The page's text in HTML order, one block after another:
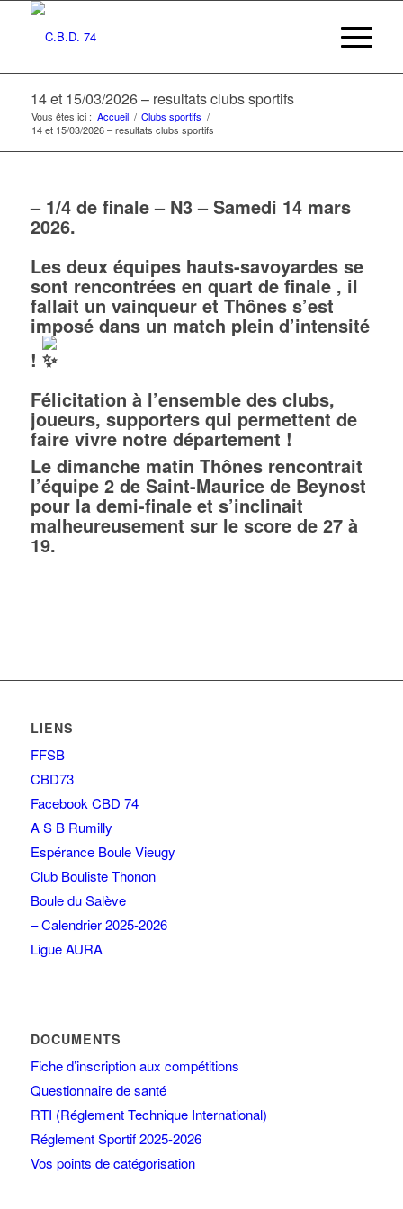
14 et 15/03/2026 – resultats clubs sportifs
Vous êtes ici : Accueil / Clubs sportifs /
14 et 15/03/2026 – resultats clubs sportifs
– 1/4 de finale – N3 – Samedi 14 mars
2026.
Les deux équipes hauts-savoyardes se
sont rencontrées en quart de finale , il
fallait un vainqueur et Thônes s’est
imposé dans un match plein d’intensité
!
Félicitation à l’ensemble des clubs,
joueurs, supporters qui permettent de
faire vivre notre département !
Le dimanche matin Thônes rencontrait
l’équipe 2 de Saint-Maurice de Beynost
pour la demi-finale et s’inclinait
malheureusement sur le score de 27 à
19.
LIENS
FFSB
CBD73
Facebook CBD 74
A S B Rumilly
Espérance Boule Vieugy
Club Bouliste Thonon
Boule du Salève
– Calendrier 2025-2026
Ligue AURA
DOCUMENTS
Fiche d’inscription aux compétitions
Questionnaire de santé
RTI (Réglement Technique International)
Réglement Sportif 2025-2026
Vos points de catégorisation